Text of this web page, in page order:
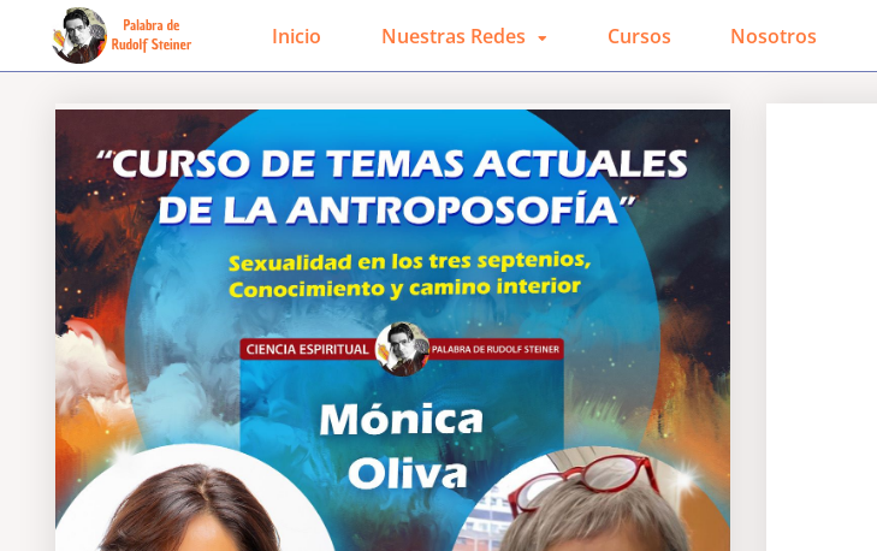
Inicio Nuestras Redes Cursos Nosotros